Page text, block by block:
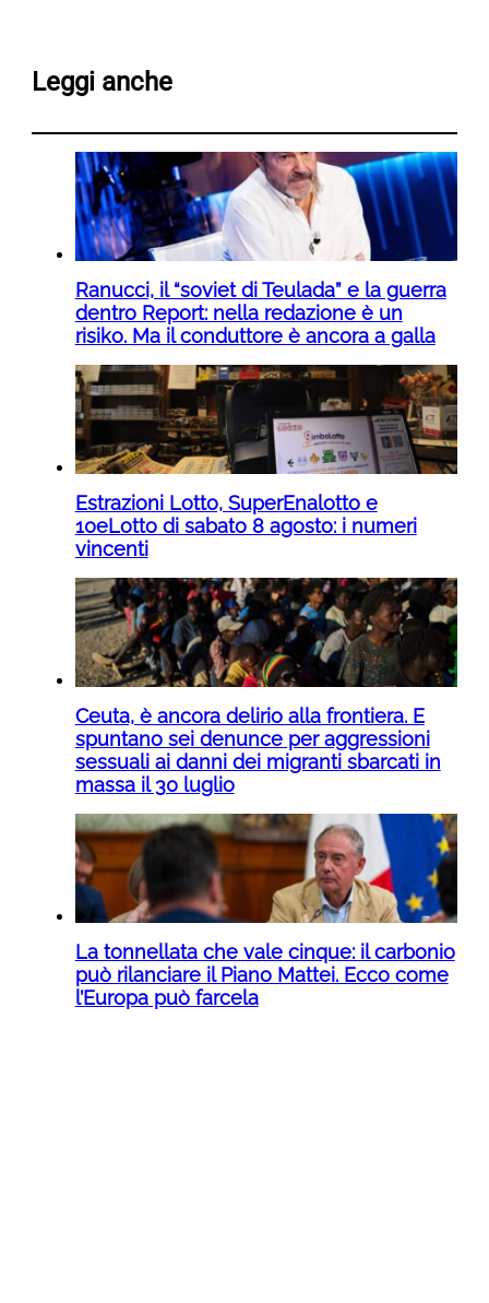
Leggi anche
Ranucci, il “soviet di Teulada” e la guerra
dentro Report: nella redazione è un
risiko. Ma il conduttore è ancora a galla
Estrazioni Lotto, SuperEnalotto e
10eLotto di sabato 8 agosto: i numeri
vincenti
Ceuta, è ancora delirio alla frontiera. E
spuntano sei denunce per aggressioni
sessuali ai danni dei migranti sbarcati in
massa il 30 luglio
La tonnellata che vale cinque: il carbonio
può rilanciare il Piano Mattei. Ecco come
l’Europa può farcela